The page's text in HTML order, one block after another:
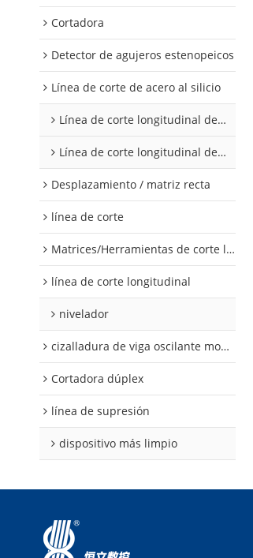
Cortadora
Detector de agujeros estenopeicos
Línea de corte de acero al silicio
Línea de corte longitudinal de acero al silicio
Línea de corte longitudinal de acero al silicio
Desplazamiento / matriz recta
línea de corte
Matrices/Herramientas de corte longitudinal
línea de corte longitudinal
nivelador
cizalladura de viga oscilante modular
Cortadora dúplex
línea de supresión
dispositivo más limpio